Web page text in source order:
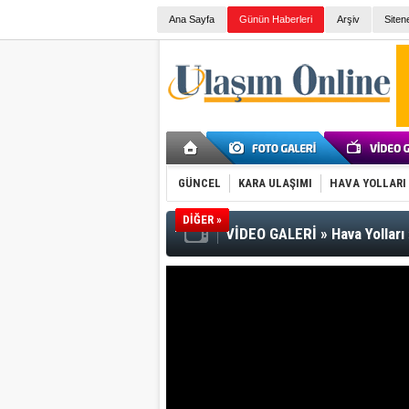
Ana Sayfa Günün Haberleri Arşiv
GÜNCEL KARA ULAŞIMI HAVA YOLLARI
DİĞER »
VİDEO GALERİ » Hava Yolları